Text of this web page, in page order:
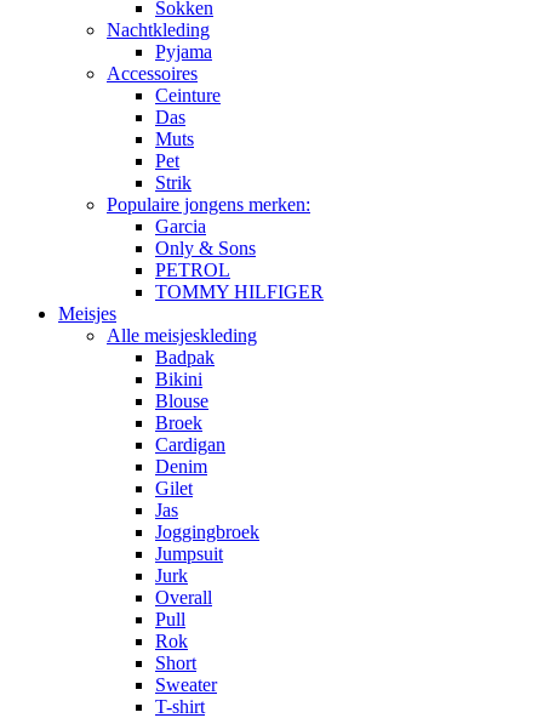
Sokken
Nachtkleding
Pyjama
Accessoires
Ceinture
Das
Muts
Pet
Strik
Populaire jongens merken:
Garcia
Only & Sons
PETROL
TOMMY HILFIGER
Meisjes
Alle meisjeskleding
Badpak
Bikini
Blouse
Broek
Cardigan
Denim
Gilet
Jas
Joggingbroek
Jumpsuit
Jurk
Overall
Pull
Rok
Short
Sweater
T-shirt